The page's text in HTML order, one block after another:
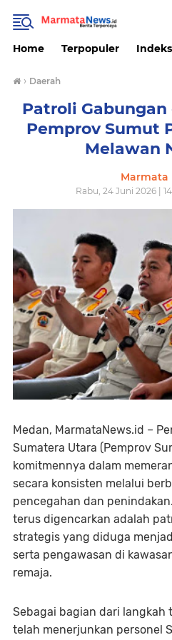
Home Terpopuler Indeks
› Daerah
Patroli Gabungan
Pemprov Sumut
Melawan
Marmata
Rabu, 24 Juni 2026 |
Medan, MarmataNews.id –
Sumatera Utara (Pemprov
komitmennya dalam
secara konsisten melalui
pencegahan dan
terus digencarkan adalah
strategis yang diduga
serta pengawasan di
remaja.
Sebagai bagian dari langkah
telah menerjunkan personel